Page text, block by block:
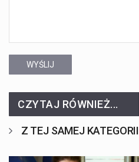
WYŚLIJ
CZYTAJ RÓWNIEŻ...
Z TEJ SAMEJ KATEGORII